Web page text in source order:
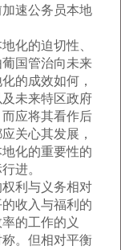
速公务员本地
化的迫切性、
国管治向未来
的成效如何，
未来特区政府
应将其看作后
关心其发展，
化的重要性的
进。
利与义务相对
收入与福利的
的工作的义
。但相对平衡